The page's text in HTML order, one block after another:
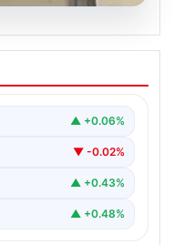
Kurtaran
bir çocuğun…▲ +0.06%
▼ -0.02%
▲ +0.43%
▲ +0.48%